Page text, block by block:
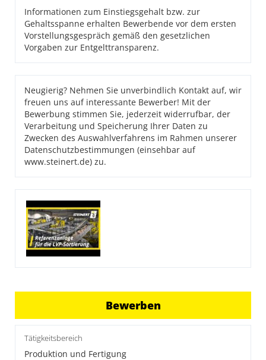
Informationen zum Einstiegsgehalt bzw. zur
Gehaltsspanne erhalten Bewerbende vor dem ersten
Vorstellungsgespräch gemäß den gesetzlichen
Vorgaben zur Entgelttransparenz.
Neugierig? Nehmen Sie unverbindlich Kontakt auf, wir
freuen uns auf interessante Bewerber! Mit der
Bewerbung stimmen Sie, jederzeit widerrufbar, der
Verarbeitung und Speicherung Ihrer Daten zu
Zwecken des Auswahlverfahrens im Rahmen unserer
Datenschutzbestimmungen (einsehbar auf
www.steinert.de) zu.
Bewerben
Tätigkeitsbereich
Produktion und Fertigung